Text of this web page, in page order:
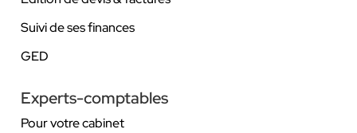
Suivi de ses finances
GED
Experts-comptables
Pour votre cabinet